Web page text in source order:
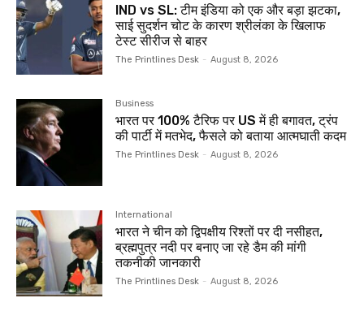
IND vs SL: टीम इंडिया को एक और बड़ा झटका,
साई सुदर्शन चोट के कारण श्रीलंका के ख‍िलाफ
टेस्ट सीरीज से बाहर
The Printlines Desk - August 8, 2026
Business
भारत पर 100% टैरिफ पर US में ही बगावत, ट्रंप
की पार्टी में मतभेद, फैसले को बताया आत्मघाती कदम
The Printlines Desk - August 8, 2026
International
भारत ने चीन को द्विपक्षीय रिश्‍तों पर दी नसीहत,
ब्रह्मपुत्र नदी पर बनाए जा रहे डैम की मांगी
तकनीकी जानकारी
The Printlines Desk - August 8, 2026